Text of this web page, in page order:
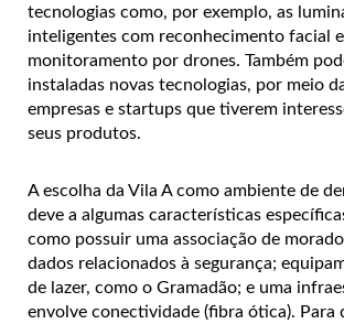
tecnologias como, por exemplo, as
inteligentes com reconhecimento facial
monitoramento por drones. Também
instaladas novas tecnologias, por meio
empresas e startups que tiverem
seus produtos.
A escolha da Vila A como ambiente de
deve a algumas características
como possuir uma associação de
dados relacionados à segurança;
de lazer, como o Gramadão; e uma
envolve conectividade (fibra ótica). Para